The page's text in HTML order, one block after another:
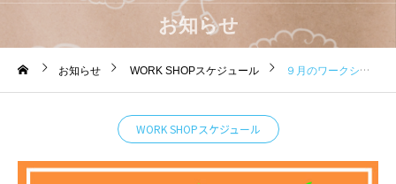
お知らせ
お知らせ WORK SHOPスケジュール ９月のワークショップのお知らせです。
WORK SHOPスケジュール